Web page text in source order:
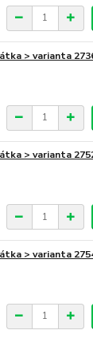
> varianta
> varianta
> varianta